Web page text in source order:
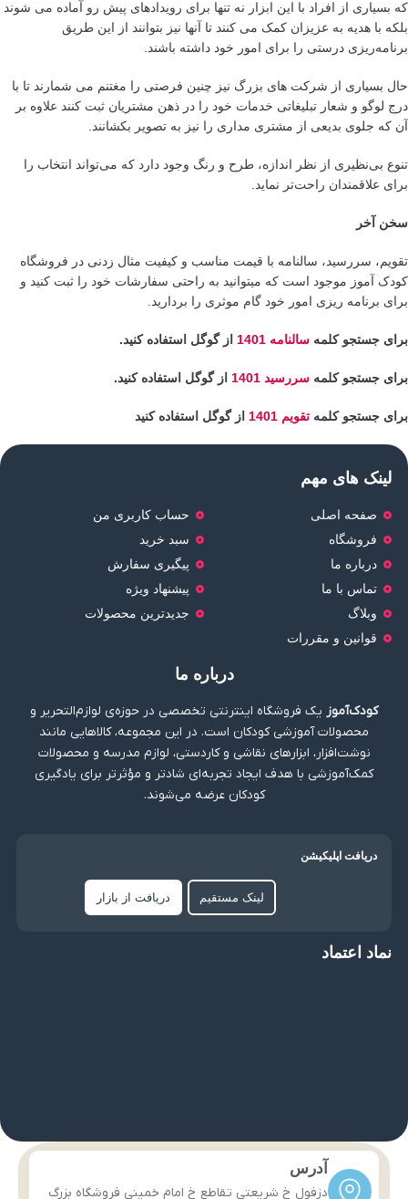
که بسیاری از افراد با این ابزار نه تنها برای رویدادهای پیش رو آماده می شوند
بلکه با هدیه به عزیزان کمک می کنند تا آنها نیز بتوانند از این طریق
برنامه‌ریزی درستی را برای امور خود داشته باشند.
حال بسیاری از شرکت های بزرگ نیز چنین فرصتی را مغتنم می شمارند تا با
درج لوگو و شعار تبلیغاتی خدمات خود را در ذهن مشتریان ثبت کنند علاوه بر
آن که جلوی بدیعی از مشتری مداری را نیز به تصویر بکشانند.
تنوع بی‌نظیری از نظر اندازه، طرح و رنگ وجود دارد که می‌تواند انتخاب را
برای علاقمندان راحت‌تر نماید.
سخن آخر
تقویم، سررسید، سالنامه با قیمت مناسب و کیفیت مثال زدنی در فروشگاه
کودک آموز موجود است که میتوانید به راحتی سفارشات خود را ثبت کنید و
برای برنامه ریزی امور خود گام موثری را بردارید.
برای جستجو کلمه سالنامه 1401 از گوگل استفاده کنید.
برای جستجو کلمه سررسید 1401 از گوگل استفاده کنید.
برای جستجو کلمه تقویم 1401 از گوگل استفاده کنید
لینک های مهم
صفحه اصلی
فروشگاه
درباره ما
تماس با ما
وبلاگ
قوانین و مقررات
حساب کاربری من
سبد خرید
پیگیری سفارش
پیشنهاد ویژه
جدیدترین محصولات
درباره ما
کودک‌آموز یک فروشگاه اینترنتی تخصصی در حوزه‌ی لوازم‌التحریر و
محصولات آموزشی کودکان است. در این مجموعه، کالاهایی مانند
نوشت‌افزار، ابزارهای نقاشی و کاردستی، لوازم مدرسه و محصولات
کمک‌آموزشی با هدف ایجاد تجربه‌ای شادتر و مؤثرتر برای یادگیری
کودکان عرضه می‌شوند.
دریافت اپلیکیشن
لینک مستقیم دریافت از بازار
نماد اعتماد
آدرس
دزفول خ شریعتی تقاطع خ امام خمینی فروشگاه بزرگ